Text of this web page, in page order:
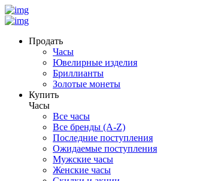
Продать
Часы
Ювелирные изделия
Бриллианты
Золотые монеты
Купить
Часы
Все часы
Все бренды (A-Z)
Последние поступления
Ожидаемые поступления
Мужские часы
Женские часы